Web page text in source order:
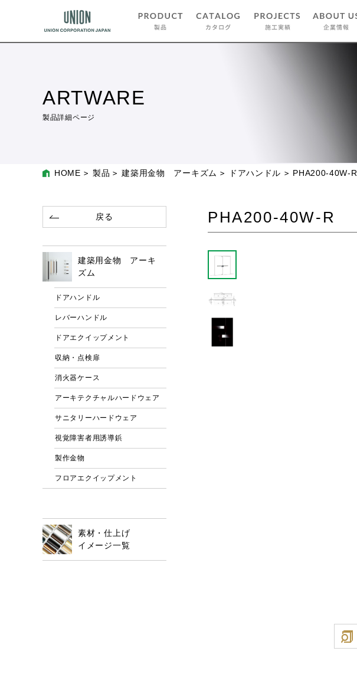
ARTWARE
製品詳細ページ
HOME 製品 建築用金物 アーキズム ドアハンドル PHA200-40W-R
PHA200-40W-R
戻る
建築用金物 アーキ
ズム
ドアハンドル
レバーハンドル
ドアエクイップメント
収納・点検扉
消火器ケース
アーキテクチャルハードウェア
サニタリーハードウェア
視覚障害者用誘導鋲
製作金物
フロアエクイップメント
素材・仕上げ
イメージ一覧